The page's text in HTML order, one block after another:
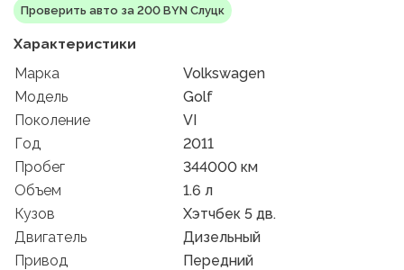
Проверить авто за 200 BYN Слуцк
Характеристики
Марка
Volkswagen
Модель
Golf
Поколение
VI
Год
2011
Пробег
344000 км
Объем
1.6 л
Кузов
Хэтчбек 5 дв.
Двигатель
Дизельный
Привод
Передний